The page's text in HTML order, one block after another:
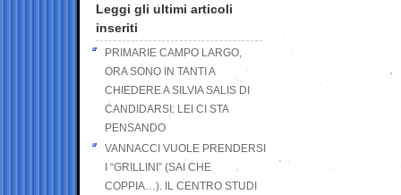
Leggi gli ultimi articoli
inseriti
PRIMARIE CAMPO LARGO,
ORA SONO IN TANTI A
CHIEDERE A SILVIA SALIS DI
CANDIDARSI: LEI CI STA
PENSANDO
VANNACCI VUOLE PRENDERSI
I “GRILLINI” (SAI CHE
COPPIA…). IL CENTRO STUDI